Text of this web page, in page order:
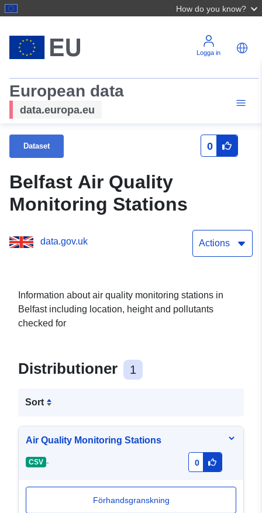
How do you know?
Logga in
European data
data.europa.eu
Dataset 0
Belfast Air Quality
Monitoring Stations
data.gov.uk Actions
Information about air quality monitoring stations in
Belfast including location, height and pollutants
checked for
Distributioner 1
Sort
Air Quality Monitoring Stations
CSV - 0
Förhandsgranskning